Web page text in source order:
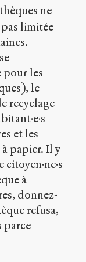
ne
limitée
les
le
recyclage
et les
papier. Il y
à
donnez-
refusa,
parce